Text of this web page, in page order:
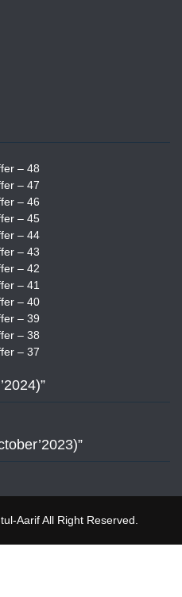
– 48
– 47
– 46
– 45
– 44
– 43
– 42
– 41
– 40
– 39
– 38
– 37
Aarif All Right Reserved.